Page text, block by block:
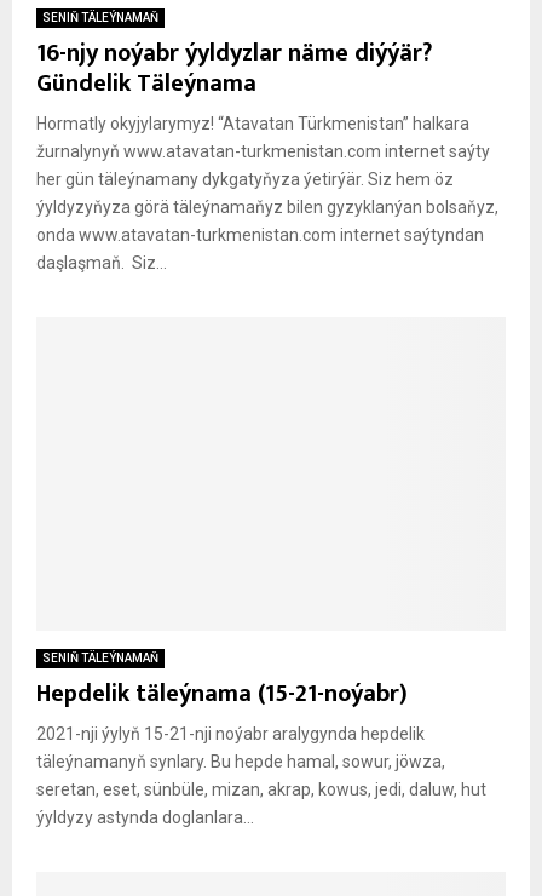
SENIŇ TÄLEÝNAMAŇ
16-njy noýabr ýyldyzlar näme diýýär?
Gündelik Täleýnama
Hormatly okyjylarymyz! “Atavatan Türkmenistan” halkara
žurnalynyň www.atavatan-turkmenistan.com internet saýty
her gün täleýnamany dykgatyňyza ýetirýär. Siz hem öz
ýyldyzyňyza görä täleýnamaňyz bilen gyzyklanýan bolsaňyz,
onda www.atavatan-turkmenistan.com internet saýtyndan
daşlaşmaň. Siz...
SENIŇ TÄLEÝNAMAŇ
Hepdelik täleýnama (15-21-noýabr)
2021-nji ýylyň 15-21-nji noýabr aralygynda hepdelik
täleýnamanyň synlary. Bu hepde hamal, sowur, jöwza,
seretan, eset, sünbüle, mizan, akrap, kowus, jedi, daluw, hut
ýyldyzy astynda doglanlara...